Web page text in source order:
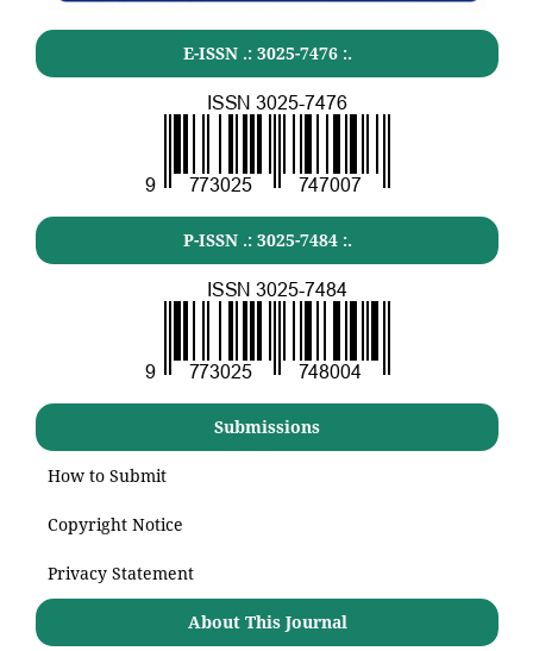
E-ISSN .: 3025-7476:.
P-ISSN .: 3025-7484:.
Submissions
How to Submit
Copyright Notice
Privacy Statement
About This Journal